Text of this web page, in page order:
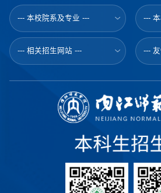
--- 本校院系及专业 --- ---
--- 相关招生网站 --- ---